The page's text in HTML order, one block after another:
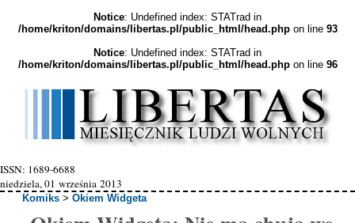
Notice: Undefined index: STATrad in
/home/kriton/domains/libertas.pl/public_html/head.phpon line 93
Notice: Undefined index: STATrad in
/home/kriton/domains/libertas.pl/public_html/head.phpon line 96
ISSN: 1689-6688
niedziela, 01 września 2013
Komiks >Okiem Widgeta